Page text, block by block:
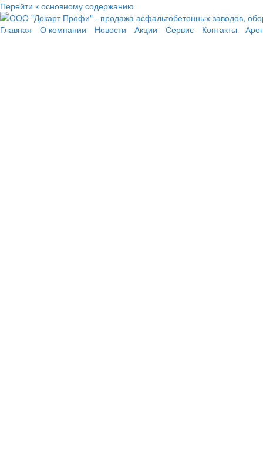
Перейти к основному содержанию
Главная
О компании Новости Акции Сервис Контакты